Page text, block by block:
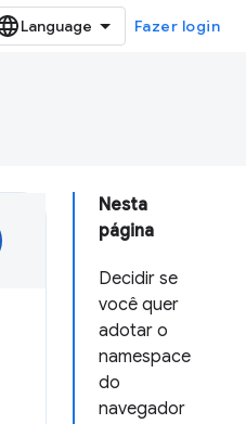
Fazer login
Nesta
página
Decidir se
você quer
adotar o
namespace
do
navegador